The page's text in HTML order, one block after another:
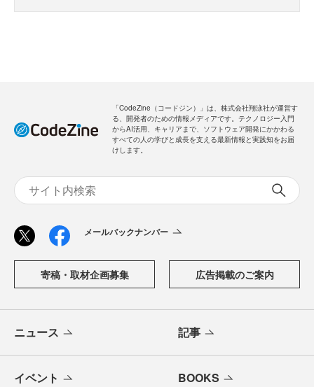
「CodeZine（コードジン）」は、株式会社翔泳社が運営す
る、開発者のための情報メディアです。テクノロジー入門
からAI活用、キャリアまで、ソフトウェア開発にかかわる
すべての人の学びと成長を支える最新情報と実践知をお届
けします。
メールバックナンバー
寄稿・取材企画募集 広告掲載のご案内
ニュース 記事
イベント BOOKS